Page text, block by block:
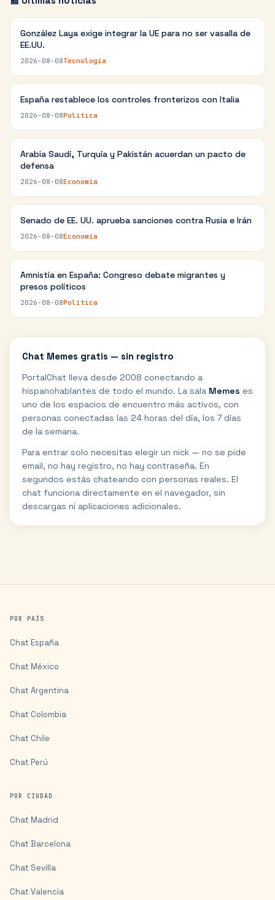
González Laya exige integrar la UE para no ser vasalla de
EE.UU.
2026-08-08Tecnología
España restablece los controles fronterizos con Italia
2026-08-08Política
Arabia Saudí, Turquía y Pakistán acuerdan un pacto de
defensa
2026-08-08Economía
Senado de EE. UU. aprueba sanciones contra Rusia e Irán
2026-08-08Economía
Amnistía en España: Congreso debate migrantes y
presos políticos
2026-08-08Política
Chat Memes gratis — sin registro
PortalChat lleva desde 2008 conectando a
hispanohablantes de todo el mundo. La sala Memes es
uno de los espacios de encuentro más activos, con
personas conectadas las 24 horas del día, los 7 días
de la semana.
Para entrar solo necesitas elegir un nick — no se pide
email, no hay registro, no hay contraseña. En
segundos estás chateando con personas reales. El
chat funciona directamente en el navegador, sin
descargas ni aplicaciones adicionales.
POR PAÍS
Chat España
Chat México
Chat Argentina
Chat Colombia
Chat Chile
Chat Perú
POR CIUDAD
Chat Madrid
Chat Barcelona
Chat Sevilla
Chat Valencia